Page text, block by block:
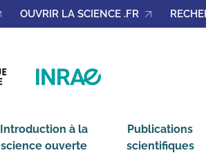
OUVRIR LA SCIENCE .FR
Introduction à la
science ouverte
Publications
scientifiques